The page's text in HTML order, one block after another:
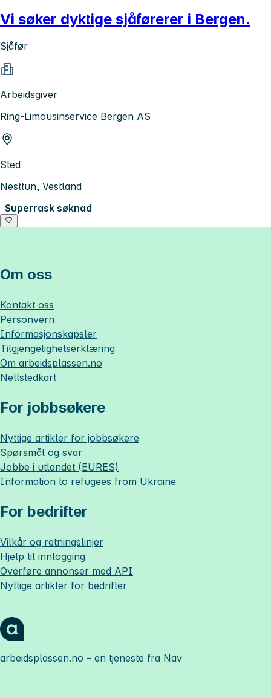
Vi søker dyktige sjåførerer i Bergen.
Sjåfør
Arbeidsgiver
Ring-Limousinservice Bergen AS
Sted
Nesttun, Vestland
Superrask søknad
Om oss
Kontakt oss
Personvern
Informasjonskapsler
Tilgjengelighetserklæring
Om arbeidsplassen.no
Nettstedkart
For jobbsøkere
Nyttige artikler for jobbsøkere
Spørsmål og svar
Jobbe i utlandet (EURES)
Information to refugees from Ukraine
For bedrifter
Vilkår og retningslinjer
Hjelp til innlogging
Overføre annonser med API
Nyttige artikler for bedrifter
arbeidsplassen.no – en tjeneste fra Nav